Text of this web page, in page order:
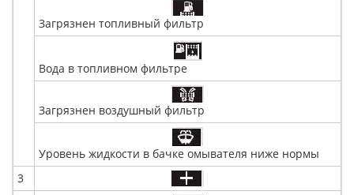
Загрязнен топливный фильтр
Вода в топливном фильтре
Загрязнен воздушный фильтр
Уровень жидкости в бачке омывателя ниже нормы
3